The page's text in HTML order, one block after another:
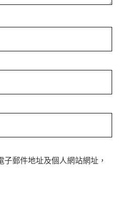
子郵件地址及個人網站網址，